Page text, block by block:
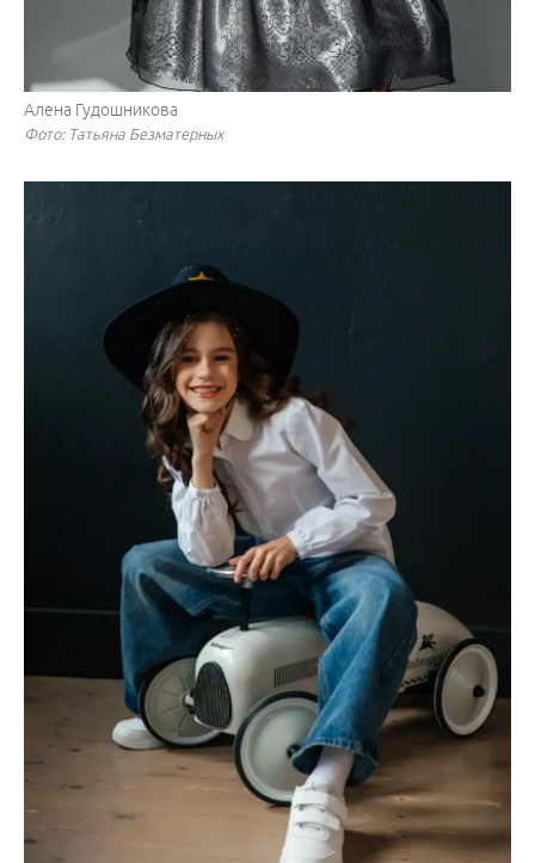
Алена Гудошникова
Фото: Татьяна Безматерных